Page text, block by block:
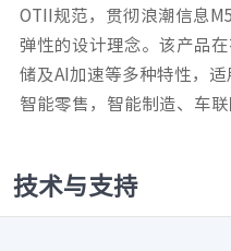
OTII规范，贯彻浪潮信息
弹性的设计理念。该产品
储及AI加速等多种特性，适
智能零售，智能制造、车联
技术与支持